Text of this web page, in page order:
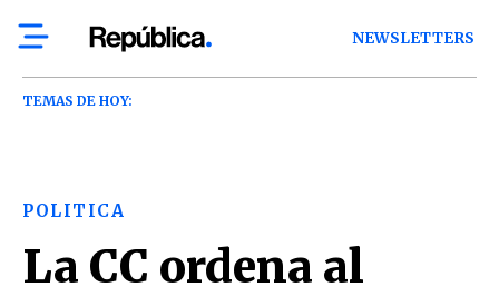
NEWSLETTERS
TEMAS DE HOY:
POLITICA
La CC ordena al